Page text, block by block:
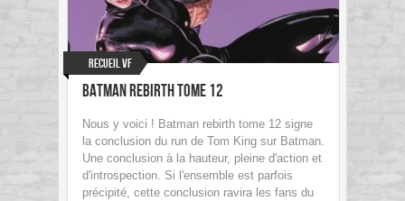
Recueil VF
Batman Rebirth tome 12
Nous y voici ! Batman rebirth tome 12 signe
la conclusion du run de Tom King sur Batman.
Une conclusion à la hauteur, pleine d'action et
d'introspection. Si l'ensemble est parfois
précipité, cette conclusion ravira les fans du